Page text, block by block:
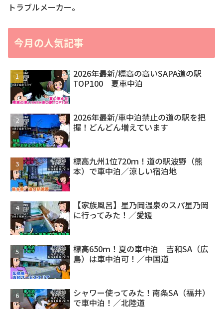
トラブルメーカー。
今月の人気記事
2026年最新/標高の高いSAPA道の駅
TOP100 夏車中泊
2026年最新/車中泊禁止の道の駅を把
握！どんどん増えています
標高九州1位720ｍ！道の駅波野（熊
本）で車中泊／涼しい宿泊地
【家族風呂】星乃岡温泉のスパ星乃岡
に行ってみた！／愛媛
標高650ｍ！夏の車中泊 吉和SA（広
島）は車中泊可！／中国道
シャワー使ってみた！南条SA（福井）
で車中泊！／北陸道